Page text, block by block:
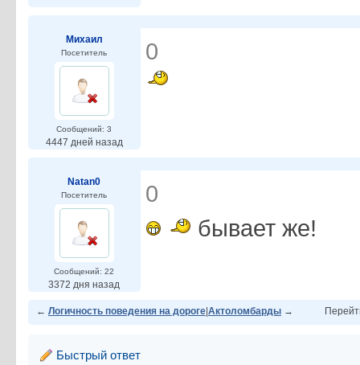
Михаил
Посетитель
Сообщений: 3
4447 дней назад
0
Natan0
Посетитель
Сообщений: 22
3372 дня назад
0
бывает же!
← Логичность поведения на дороге Актоломбарды →
Быстрый ответ